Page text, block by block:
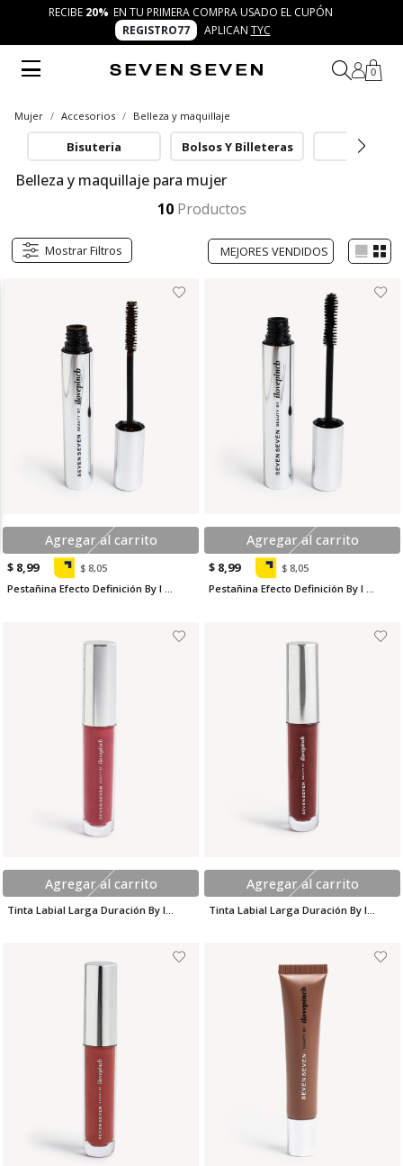
RECIBE 20% EN TU PRIMERA COMPRA USADO EL CUPÓN
REGISTRO77
APLICAN TYC
0
Mujer Accesorios Belleza y maquillaje
Bisuteria Bolsos Y Billeteras
Belleza y maquillaje para mujer
10Productos
Mostrar Filtros
Agregar al carrito
$ 8,99
$ 8,05
Agregar al carrito
$ 8,99
$ 8,05
Agregar al carrito Agregar al carrito